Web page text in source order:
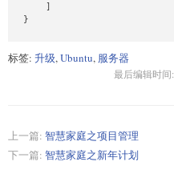
    ]
}
标签: 升级,Ubuntu, 服务器
最后编辑时间:
上一篇: 智慧家庭之项目管理
下一篇: 智慧家庭之新年计划